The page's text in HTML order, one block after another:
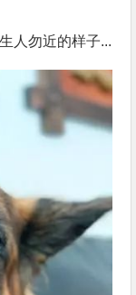
人勿近的样子...